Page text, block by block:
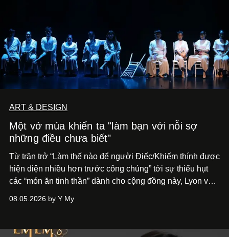
ART & DESIGN
Một vở múa khiến ta "làm bạn với nỗi sợ
những điều chưa biết"
Từ trăn trở “Làm thế nào để người Điếc/Khiếm thính được
hiện diện nhiều hơn trước công chúng” tới sự thiếu hụt
các “món ăn tinh thần” dành cho cộng đồng này, Lyon và
phẩm múa đương đại thành hiện thực, mang tên Lắng
08.05.2026 by Y My